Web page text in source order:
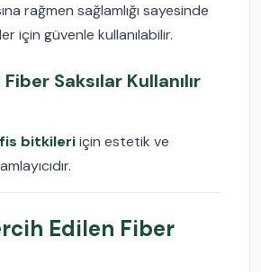
rağmen sağlamlığı sayesinde
için güvenle kullanılabilir.
Saksılar Kullanılır
bitkileriiçin estetik ve
Edilen Fiber